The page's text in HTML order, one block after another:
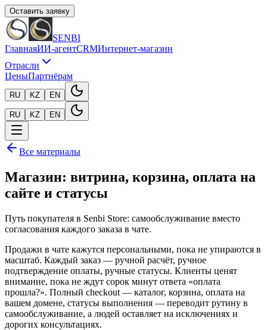
Оставить заявку
SENBI
ГлавнаяИИ-агентCRMИнтернет-магазин
Отрасли
ЦеныПартнёрам
RU KZ EN
RU KZ EN
Все материалы
Магазин: витрина, корзина, оплата на
сайте и статусы
Путь покупателя в Senbi Store: самообслуживание вместо
согласования каждого заказа в чате.
Продажи в чате кажутся персональными, пока не упираются в
масштаб. Каждый заказ — ручной расчёт, ручное
подтверждение оплаты, ручные статусы. Клиенты ценят
внимание, пока не ждут сорок минут ответа «оплата
прошла?». Полный checkout — каталог, корзина, оплата на
вашем домене, статусы выполнения — переводит рутину в
самообслуживание, а людей оставляет на исключениях и
дорогих консультациях.